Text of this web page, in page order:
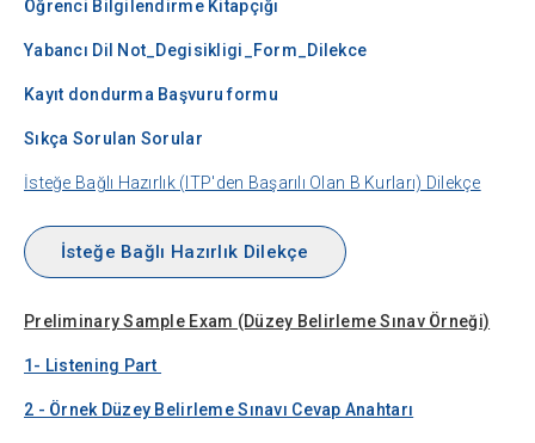
Öğrenci Bilgilendirme Kitapçığı
Yabancı Dil Not_Degisikligi_Form_Dilekce
Kayıt dondurma Başvuru formu
Sıkça Sorulan Sorular
İsteğe Bağlı Hazırlık (ITP'den Başarılı Olan B Kurları) Dilekçe
İsteğe Bağlı Hazırlık Dilekçe
Preliminary Sample Exam (Düzey Belirleme Sınav Örneği)
1- Listening Part
2 - Örnek Düzey Belirleme Sınavı Cevap Anahtarı